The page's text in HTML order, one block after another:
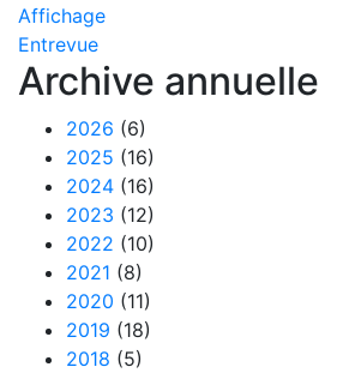
Affichage
Entrevue
Archive annuelle
2026 (6)
2025 (16)
2024 (16)
2023 (12)
2022 (10)
2021 (8)
2020 (11)
2019 (18)
2018 (5)